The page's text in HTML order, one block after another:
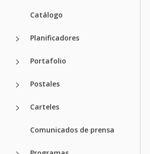
Catálogo
Planificadores
Portafolio
Postales
Carteles
Comunicados de prensa